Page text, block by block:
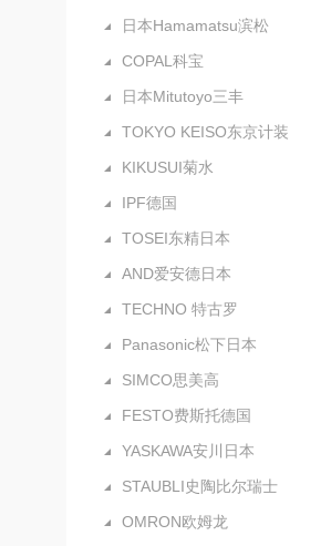
日本Hamamatsu滨松
COPAL科宝
日本Mitutoyo三丰
TOKYO KEISO东京计装
KIKUSUI菊水
IPF德国
TOSEI东精日本
AND爱安德日本
TECHNO 特古罗
Panasonic松下日本
SIMCO思美高
FESTO费斯托德国
YASKAWA安川日本
STAUBLI史陶比尔瑞士
OMRON欧姆龙